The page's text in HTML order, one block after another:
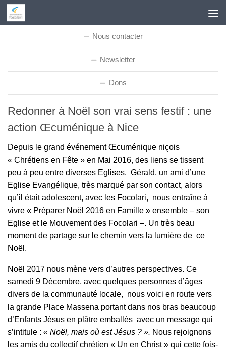
Skip to content
Nous contacter
Newsletter
Dons
Redonner à Noël son vrai sens festif : une
action Œcuménique à Nice
Depuis le grand événement Œcuménique niçois
« Chrétiens en Fête » en Mai 2016, des liens se tissent
peu à peu entre diverses Eglises. Gérald, un ami d’une
Eglise Evangélique, très marqué par son contact, alors
qu’il était adolescent, avec les Focolari, nous entraîne à
vivre « Préparer Noël 2016 en Famille » ensemble – son
Eglise et le Mouvement des Focolari –. Un très beau
moment de partage sur le chemin vers la lumière de ce
Noël.
Noël 2017 nous mène vers d’autres perspectives. Ce
samedi 9 Décembre, avec quelques personnes d’âges
divers de la communauté locale, nous voici en route vers
la grande Place Massena portant dans nos bras beaucoup
d’Enfants Jésus en plâtre emballés avec un message qui
s’intitule : « Noël, mais où est Jésus ? ». Nous rejoignons
les amis du collectif chrétien « Un en Christ » qui cette fois-